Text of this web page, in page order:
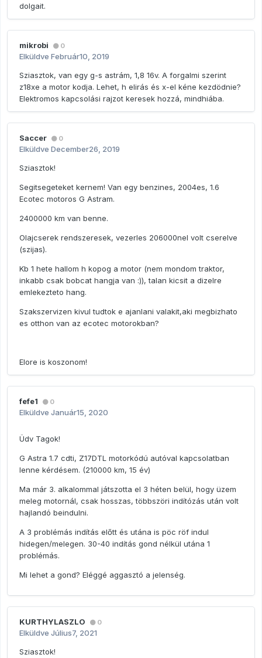
dolgait.
mikrobi 0
Elküldve Február10, 2019
Sziasztok, van egy g-s astrám, 1,8 16v. A forgalmi szerint
z18xe a motor kodja. Lehet, h elirás és x-el kéne kezdödnie?
Elektromos kapcsolási rajzot keresek hozzá, mindhiába.
Saccer 0
Elküldve December26, 2019
Sziasztok!
Segitsegeteket kernem! Van egy benzines, 2004es, 1.6
Ecotec motoros G Astram.
2400000 km van benne.
Olajcserek rendszeresek, vezerles 206000nel volt cserelve
(szijas).
Kb 1 hete hallom h kopog a motor (nem mondom traktor,
inkabb csak bobcat hangja van :)), talan kicsit a dizelre
emlekezteto hang.
Szakszervizen kivul tudtok e ajanlani valakit,aki megbizhato
es otthon van az ecotec motorokban?
Elore is koszonom!
fefe1 0
Elküldve Január15, 2020
Üdv Tagok!
G Astra 1.7 cdti, Z17DTL motorkódú autóval kapcsolatban
lenne kérdésem. (210000 km, 15 év)
Ma már 3. alkalommal játszotta el 3 héten belül, hogy üzem
meleg motornál, csak hosszas, többszöri indítózás után volt
hajlandó beindulni.
A 3 problémás indítás előtt és utána is pöc röf indul
hidegen/melegen. 30-40 indítás gond nélkül utána 1
problémás.
Mi lehet a gond? Eléggé aggasztó a jelenség.
KURTHYLASZLO 0
Elküldve Július7, 2021
Sziasztok!